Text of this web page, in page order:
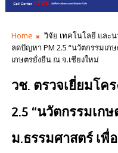
Home วิจัย เทคโนโลยี และ
ลดปัญหา PM 2.5 “นวัตกรรมเก
เกษตรยั่งยืน ณ จ.เชียงใหม่
วช. ตรวจเยี่ยมโค
2.5 “นวัตกรรมเก
ม.ธรรมศาสตร์ เพื่